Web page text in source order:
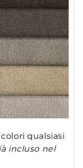
qualsiasi
incluso nel